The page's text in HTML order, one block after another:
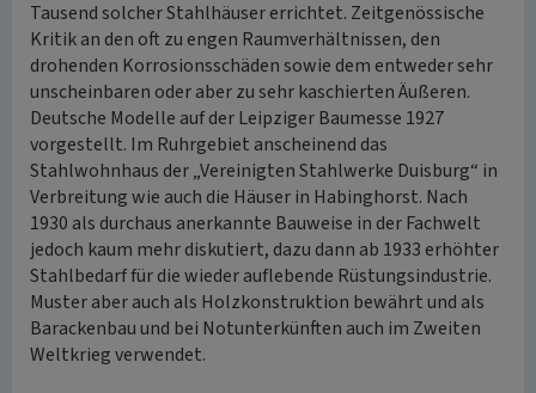
Tausend solcher Stahlhäuser errichtet. Zeitgenössische
Kritik an den oft zu engen Raumverhältnissen, den
drohenden Korrosionsschäden sowie dem entweder sehr
unscheinbaren oder aber zu sehr kaschierten Äußeren.
Deutsche Modelle auf der Leipziger Baumesse 1927
vorgestellt. Im Ruhrgebiet anscheinend das
Stahlwohnhaus der „Vereinigten Stahlwerke Duisburg“ in
Verbreitung wie auch die Häuser in Habinghorst. Nach
1930 als durchaus anerkannte Bauweise in der Fachwelt
jedoch kaum mehr diskutiert, dazu dann ab 1933 erhöhter
Stahlbedarf für die wieder auflebende Rüstungsindustrie.
Muster aber auch als Holzkonstruktion bewährt und als
Barackenbau und bei Notunterkünften auch im Zweiten
Weltkrieg verwendet.